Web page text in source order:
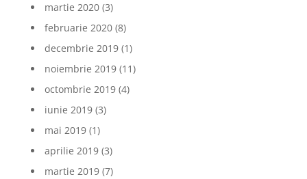
martie 2020(3)
februarie 2020(8)
decembrie 2019(1)
noiembrie 2019(11)
octombrie 2019(4)
iunie 2019(3)
mai 2019(1)
aprilie 2019(3)
martie 2019(7)